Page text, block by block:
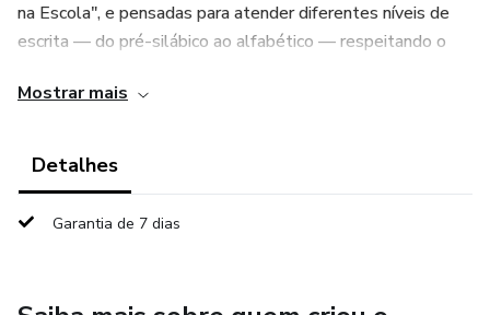
na Escola", e pensadas para atender diferentes níveis de
escrita — do pré-silábico ao alfabético — respeitando o
atividades de consciência fonológica, leitura de palavras e
sons e sílabas, além de propostas criativas com a
realidade da criança.
Mostrar mais
Detalhes
Garantia de 7 dias